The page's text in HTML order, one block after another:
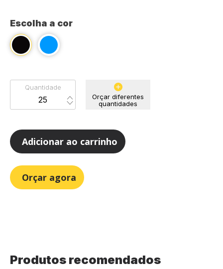
Escolha a cor
Quantidade
Orçar diferentes
quantidades
Adicionar ao carrinho
Orçar agora
Produtos recomendados